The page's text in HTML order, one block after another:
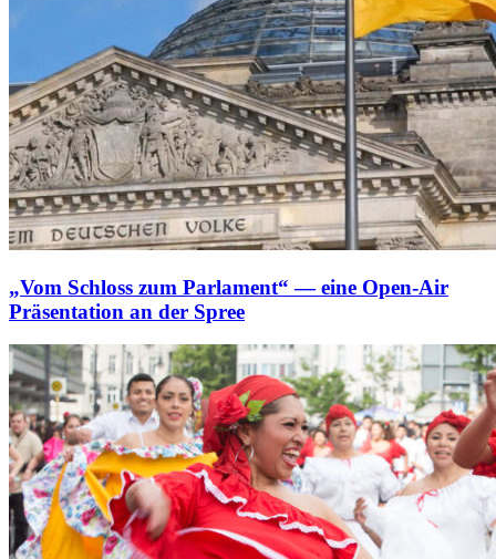
„Vom Schloss zum Parlament“ — eine Open-Air
Präsentation an der Spree